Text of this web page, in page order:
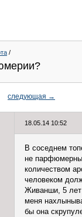
/
следующая →
18.05.14 10:52
В соседнем
не
количеством
человеком
Живанши, 5 лет
меня
бы она